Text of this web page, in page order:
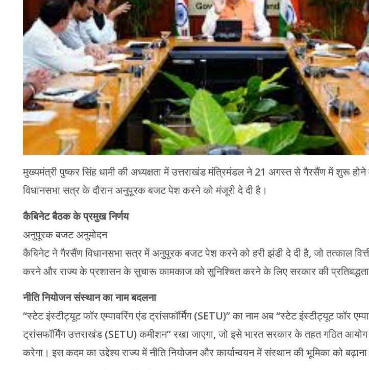
मुख्यमंत्री पुष्कर सिंह धामी की अध्यक्षता में उत्तराखंड मंत्रिमंडल ने 21 अगस्त से गैरसैंण में शुरू होने
विधानसभा सत्र के दौरान अनुपूरक बजट पेश करने को मंजूरी दे दी है।
कैबिनेट बैठक के प्रमुख निर्णय
अनुपूरक बजट अनुमोदन
कैबिनेट ने गैरसैंण विधानसभा सत्र में अनुपूरक बजट पेश करने को हरी झंडी दे दी है, जो तत्काल
करने और राज्य के प्रशासन के सुचारू कामकाज को सुनिश्चित करने के लिए सरकार की प्रतिबद्धता
नीति नियोजन संस्थान का नाम बदलना
“स्टेट इंस्टीट्यूट फॉर एम्पावरिंग एंड ट्रांसफॉर्मिंग (SETU)” का नाम अब “स्टेट इंस्टीट्यूट फॉर
ट्रांसफॉर्मिंग उत्तराखंड (SETU) कमीशन” रखा जाएगा, जो इसे भारत सरकार के तहत गठित
करेगा। इस कदम का उद्देश्य राज्य में नीति नियोजन और कार्यान्वयन में संस्थान की भूमिका को
बागेश्वर
हरिद्वार